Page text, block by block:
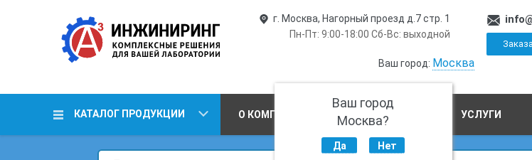
г. Москва, Нагорный проезд д.7 стр. 1
Пн-Пт: 9:00-18:00 Сб-Вс: выходной
Ваш город: Москва
Ваш город
Москва?
Да Нет
КАТАЛОГ ПРОДУКЦИИ О КОМПАНИИ ПРОИЗВОДСТВО УСЛУГИ